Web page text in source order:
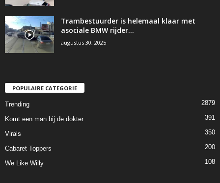
Trambestuurder is helemaal klaar met
asociale BMW rijder…
augustus 30, 2025
POPULAIRE CATEGORIE
Trending 2879
Komt een man bij de dokter 391
Virals 350
Cabaret Toppers 200
We Like Willy 108